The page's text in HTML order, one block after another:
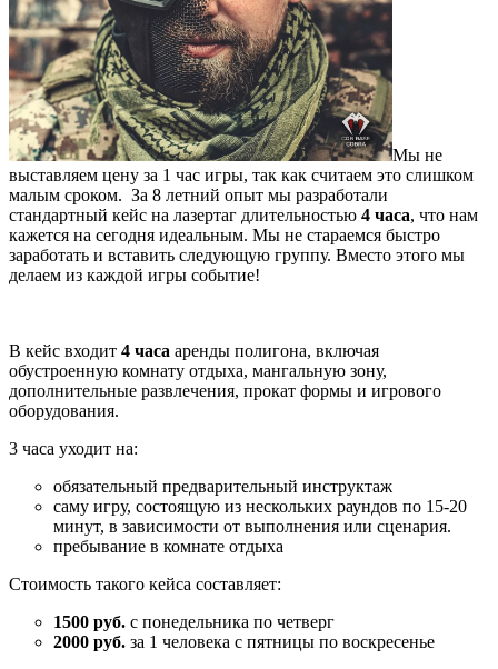
Мы не
выставляем цену за 1 час игры, так как считаем это слишком
малым сроком. За 8 летний опыт мы разработали
стандартный кейс на лазертаг длительностью 4 часа, что нам
кажется на сегодня идеальным. Мы не стараемся быстро
заработать и вставить следующую группу. Вместо этого мы
делаем из каждой игры событие!
В кейс входит 4 часа аренды полигона, включая
обустроенную комнату отдыха, мангальную зону,
дополнительные развлечения, прокат формы и игрового
оборудования.
3 часа уходит на:
обязательный предварительный инструктаж
саму игру, состоящую из нескольких раундов по 15-20
минут, в зависимости от выполнения или сценария.
пребывание в комнате отдыха
Стоимость такого кейса составляет:
1500 руб. с понедельника по четверг
2000 руб. за 1 человека с пятницы по воскресенье